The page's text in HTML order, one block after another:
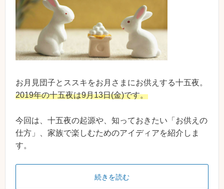
お月見団子とススキをお月さまにお供えする十五夜。
2019年の十五夜は9月13日(金)です。
今回は、十五夜の起源や、知っておきたい「お供えの
仕方」、家族で楽しむためのアイディアを紹介しま
す。
続きを読む